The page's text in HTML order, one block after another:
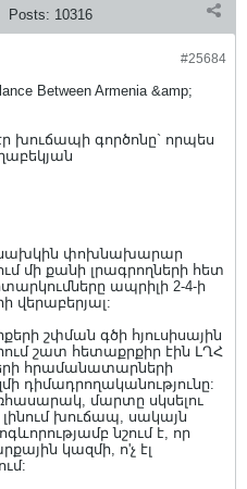
Posts: 10316
#25684
Between Armenia &amp;
խուճապի գործոնը` որպես
փոխնախարար
մի քանի լրագրողների հետ
ապրիլի 2-4-ի
վերաբերյալ:
շփման գծի հյուսիսային
շատ հետաքրքիր էին ԼՂՀ
հրամանատարների
դիմադրողականությունը:
մարտը սկսելու
խուճապ, սակայն
նշում է, որ
կազմի, ո'չ էլ